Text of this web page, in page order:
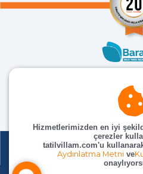
Hizmetlerimizden en iyi
çerezler
tatilvillam.com'u
Aydınlatma Metnive